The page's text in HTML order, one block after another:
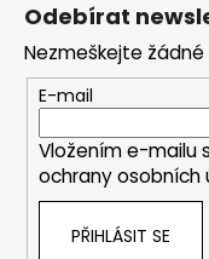
Odebírat
Nezmeškejte
E-mail
Vložením e-mailu
ochrany osobních
PŘIHLÁSIT SE